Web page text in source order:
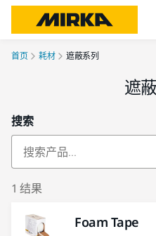
首页 耗材 遮蔽系列
遮
搜索
1 结果
Foam Tape